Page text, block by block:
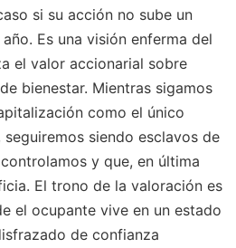
si su acción no sube un
Es una visión enferma del
el valor accionarial sobre
bienestar. Mientras sigamos
como el único
siendo esclavos de
y que, en última
El trono de la valoración es
el ocupante vive en un estado
de confianza